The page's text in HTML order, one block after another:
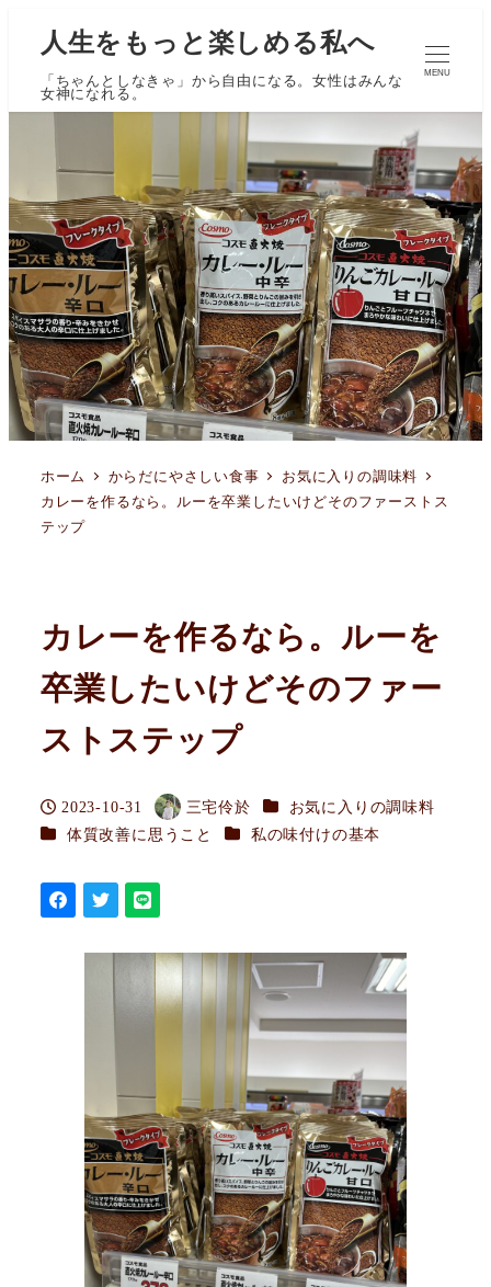
人生をもっと楽しめる私へ
「ちゃんとしなきゃ」から自由になる。女性はみんな
女神になれる。
MENU
ホーム からだにやさしい食事
お気に入りの調味料
カレーを作るなら。ルーを卒業したいけどそのファーストス
テップ
カレーを作るなら。ルーを
卒業したいけどそのファー
ストステップ
投稿日
2023-10-31
著
者
三宅伶於 カテゴリー
お気に入りの調味料
カテゴリー
体質改善に思うこと カテゴリー
私の味付けの基本